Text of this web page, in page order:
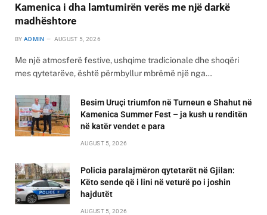
Kamenica i dha lamtumirën verës me një darkë
madhështore
BY ADMIN AUGUST 5, 2026
Me një atmosferë festive, ushqime tradicionale dhe shoqëri
mes qytetarëve, është përmbyllur mbrëmë një nga…
Besim Uruçi triumfon në Turneun e Shahut në
Kamenica Summer Fest – ja kush u renditën
në katër vendet e para
AUGUST 5, 2026
Policia paralajmëron qytetarët në Gjilan:
Këto sende që i lini në veturë po i joshin
hajdutët
AUGUST 5, 2026